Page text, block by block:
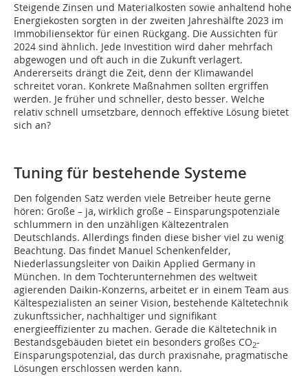
Steigende Zinsen und Materialkosten sowie anhaltend hohe
Energiekosten sorgten in der zweiten Jahreshälfte 2023 im
Immobiliensektor für einen Rückgang. Die Aussichten für
2024 sind ähnlich. Jede Investition wird daher mehrfach
abgewogen und oft auch in die Zukunft verlagert.
Andererseits drängt die Zeit, denn der Klimawandel
schreitet voran. Konkrete Maßnahmen sollten ergriffen
werden. Je früher und schneller, desto besser. Welche
relativ schnell umsetzbare, dennoch effektive Lösung bietet
sich an?
Tuning für bestehende Systeme
Den folgenden Satz werden viele Betreiber heute gerne
hören: Große – ja, wirklich große – Einsparungspotenziale
schlummern in den unzähligen Kältezentralen
Deutschlands. Allerdings finden diese bisher viel zu wenig
Beachtung. Das findet Manuel Schenkenfelder,
Niederlassungsleiter von Daikin Applied Germany in
München. In dem Tochterunternehmen des weltweit
agierenden Daikin-Konzerns, arbeitet er in einem Team aus
Kältespezialisten an seiner Vision, bestehende Kältetechnik
zukunftssicher, nachhaltiger und signifikant
energieeffizienter zu machen. Gerade die Kältetechnik in
Bestandsgebäuden bietet ein besonders großes CO2-
Einsparungspotenzial, das durch praxisnahe, pragmatische
Lösungen erschlossen werden kann.